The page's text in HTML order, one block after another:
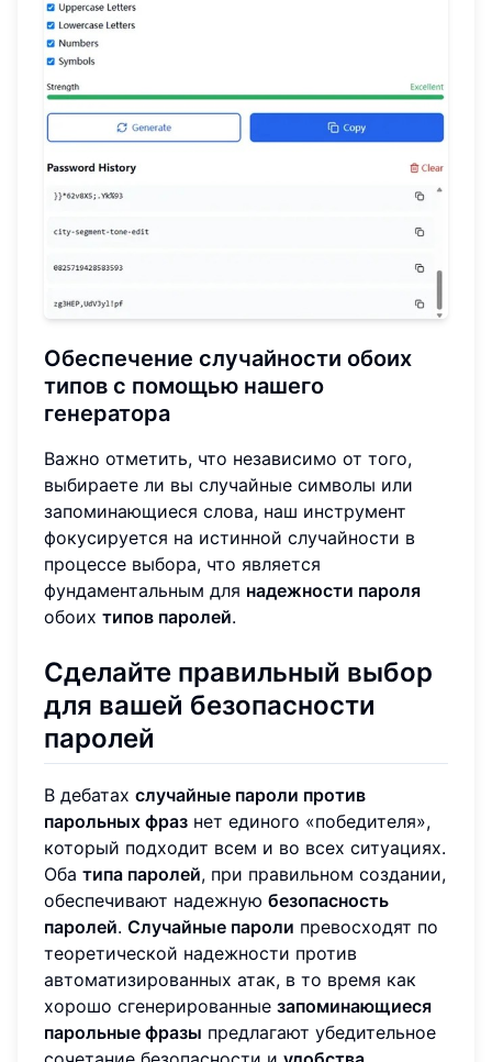
Обеспечение случайности обоих
типов с помощью нашего
генератора
Важно отметить, что независимо от того,
выбираете ли вы случайные символы или
запоминающиеся слова, наш инструмент
фокусируется на истинной случайности в
процессе выбора, что является
фундаментальным для надежности пароля
обоих типов паролей.
Сделайте правильный выбор
для вашей безопасности
паролей
В дебатах случайные пароли против
парольных фраз нет единого «победителя»,
который подходит всем и во всех ситуациях.
Оба типа паролей, при правильном создании,
обеспечивают надежную безопасность
паролей. Случайные пароли превосходят по
теоретической надежности против
автоматизированных атак, в то время как
хорошо сгенерированные запоминающиеся
парольные фразы предлагают убедительное